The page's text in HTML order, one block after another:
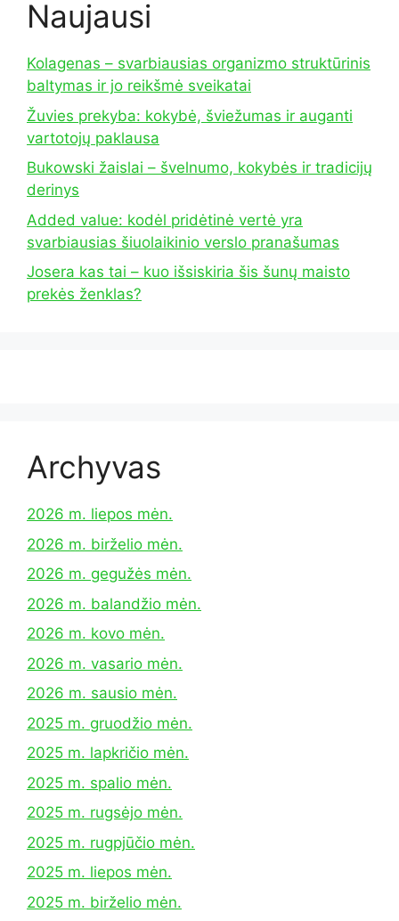
Naujausi
Kolagenas – svarbiausias organizmo struktūrinis
baltymas ir jo reikšmė sveikatai
Žuvies prekyba: kokybė, šviežumas ir auganti
vartotojų paklausa
Bukowski žaislai – švelnumo, kokybės ir tradicijų
derinys
Added value: kodėl pridėtinė vertė yra
svarbiausias šiuolaikinio verslo pranašumas
Josera kas tai – kuo išsiskiria šis šunų maisto
prekės ženklas?
Archyvas
2026 m. liepos mėn.
2026 m. birželio mėn.
2026 m. gegužės mėn.
2026 m. balandžio mėn.
2026 m. kovo mėn.
2026 m. vasario mėn.
2026 m. sausio mėn.
2025 m. gruodžio mėn.
2025 m. lapkričio mėn.
2025 m. spalio mėn.
2025 m. rugsėjo mėn.
2025 m. rugpjūčio mėn.
2025 m. liepos mėn.
2025 m. birželio mėn.